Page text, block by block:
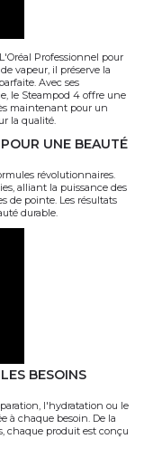
Professionnel pour
vapeur, il préserve la
Avec ses
le Steampod 4 offre une
maintenant pour un
la qualité.
UNE BEAUTÉ
révolutionnaires.
alliant la puissance des
de pointe. Les résultats
durable.
BESOINS
l'hydratation ou le
à chaque besoin. De la
chaque produit est conçu